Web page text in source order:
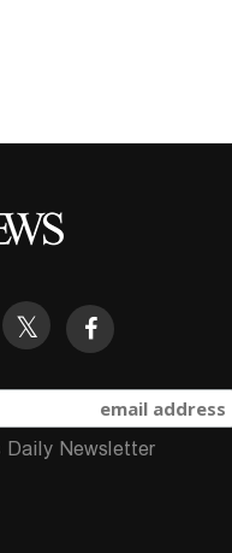
Newsletter